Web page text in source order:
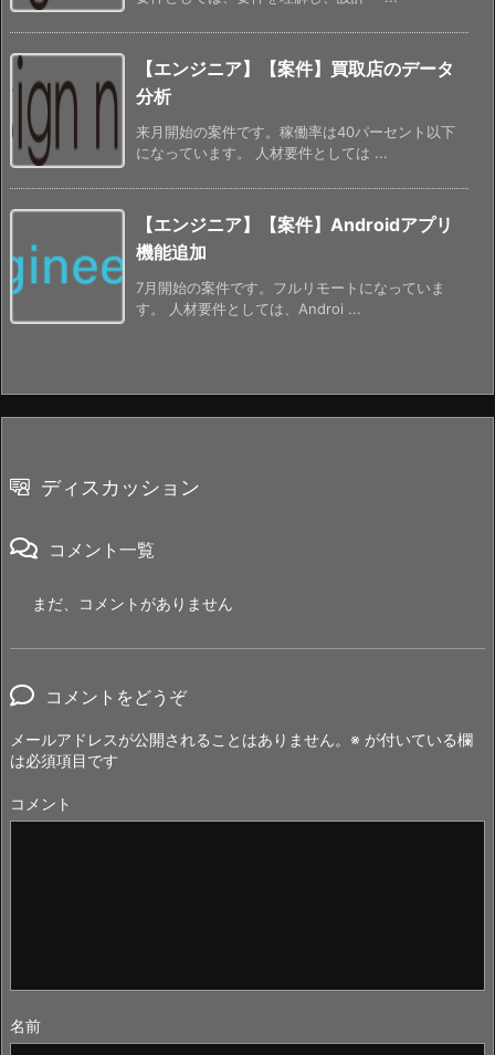
【エンジニア】【案件】買取店のデータ
分析
来月開始の案件です。稼働率は40パーセント以下
になっています。 人材要件としては ...
【エンジニア】【案件】Androidアプリ
機能追加
7月開始の案件です。フルリモートになっていま
す。 人材要件としては、Androi ...
ディスカッション
コメント一覧
まだ、コメントがありません
コメントをどうぞ
メールアドレスが公開されることはありません。 ※ が付いている欄
は必須項目です
コメント
名前